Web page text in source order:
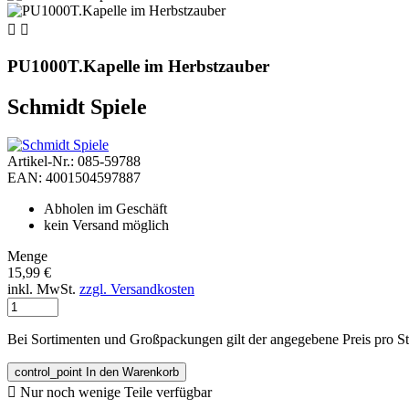
 
PU1000T.Kapelle im Herbstzauber
Schmidt Spiele
Artikel-Nr.: 085-59788
EAN: 4001504597887
Abholen im Geschäft
kein Versand möglich
Menge
15,99 €
inkl. MwSt. zzgl. Versandkosten
Bei Sortimenten und Großpackungen gilt der angegebene Preis pro
control_point In den Warenkorb
 Nur noch wenige Teile verfügbar